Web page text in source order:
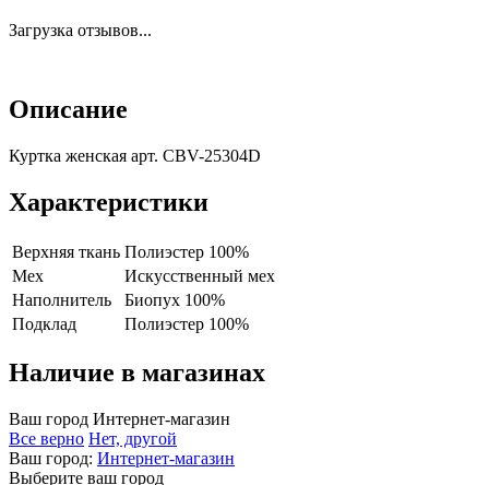
Загрузка отзывов...
Описание
Куртка женская арт. CBV-25304D
Характеристики
Верхняя ткань Полиэстер 100%
Мех
Искусственный мех
Наполнитель
Биопух 100%
Подклад
Полиэстер 100%
Наличие в магазинах
Ваш город Интернет-магазин
Все верно Нет, другой
Ваш город: Интернет-магазин
Выберите ваш город